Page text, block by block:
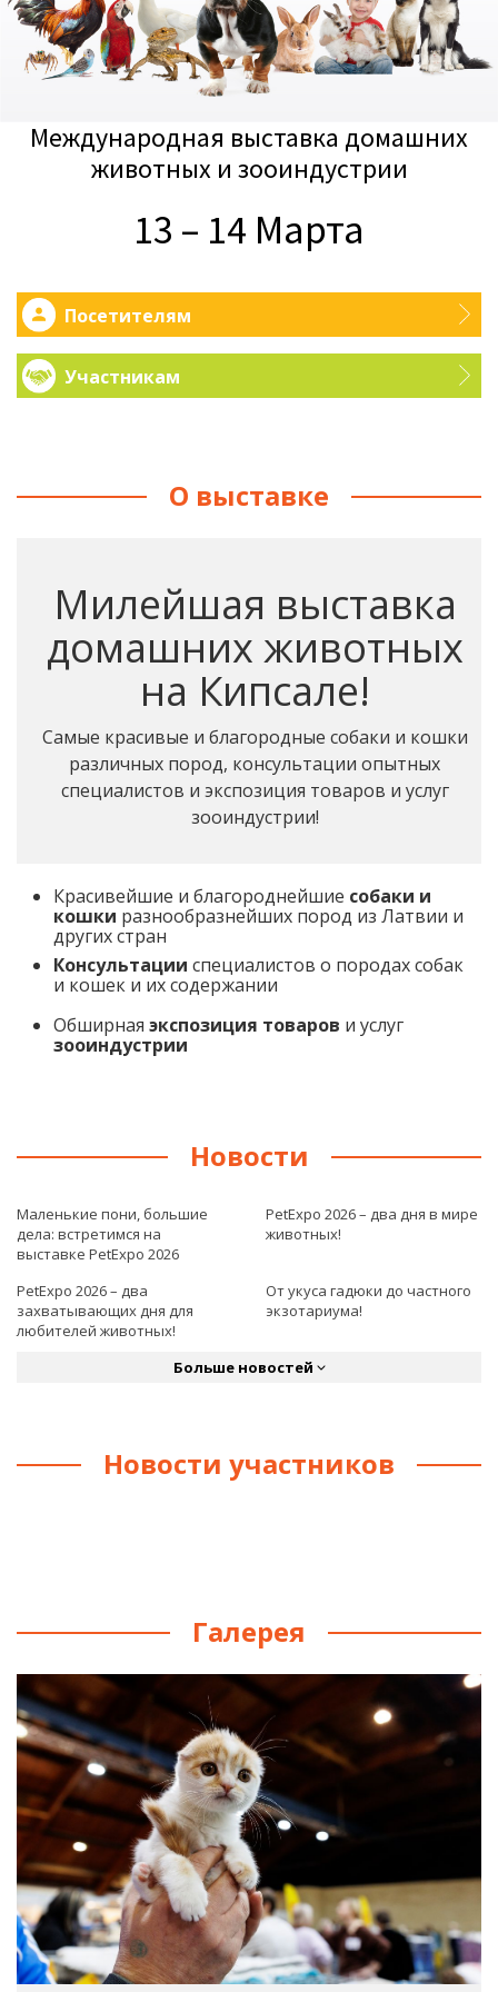
Международная выставка домашних
животных и зооиндустрии
13 – 14 Марта
Посетителям
Участникам
О выставке
Милейшая выставка
домашних животных
на Кипсале!
Самые красивые и благородные собаки и кошки
различных пород, консультации опытных
специалистов и экспозиция товаров и услуг
зооиндустрии!
Красивейшие и благороднейшие собаки и
кошки разнообразнейших пород из Латвии и
других стран
Консультации специалистов о породах собак
и кошек и их содержании
Обширная экспозиция товаров и услуг
зооиндустрии
Новости
Маленькие пони, большие
дела: встретимся на
выставке PetExpo 2026
PetExpo 2026 – два дня в мире
животных!
PetExpo 2026 – два
захватывающих дня для
любителей животных!
От укуса гадюки до частного
экзотариума!
Больше новостей
Новости участников
Галерея